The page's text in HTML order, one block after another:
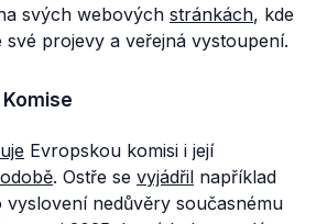
svých webových stránkách, kde
své projevy a veřejná vystoupení.
Evropskou komisi i její
. Ostře se vyjádřil například
vyslovení nedůvěry současnému